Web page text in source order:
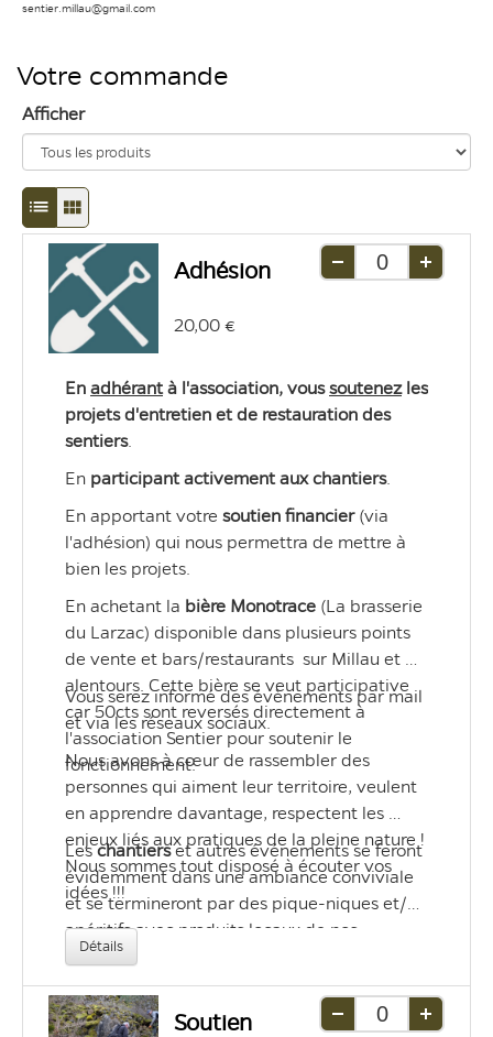
sentier.millau@gmail.com
Votre commande
Afficher
Passage
en
mode
d'affichage
liste
Passage
en
mode
d'affichage
grille
Adhésion
20,00 €
Retirer
Ajouter
En adhérant à l'association, vous soutenez les
projets d'entretien et de restauration des
sentiers.
En participant activement aux chantiers.
En apportant votre soutien financier (via
l'adhésion) qui nous permettra de mettre à
bien les projets.
En achetant la bière Monotrace (La brasserie
du Larzac) disponible dans plusieurs points
de vente et bars/restaurants  sur Millau et
alentours. Cette bière se veut participative
car 50cts sont reversés directement à
l'association Sentier pour soutenir le
fonctionnement.
Vous serez informé des évènements par mail
et via les réseaux sociaux.
Nous avons à cœur de rassembler des
personnes qui aiment leur territoire, veulent
en apprendre davantage, respectent les
enjeux liés aux pratiques de la pleine nature !
Nous sommes tout disposé à écouter vos
idées !!!
Les chantiers et autres événements se feront
évidemment dans une ambiance conviviale
et se termineront par des pique-niques et/ou
apéritifs avec produits locaux de nos
partenaires (la Brasserie du Larzac, le café
culturel du Pic Vert, la brasserie de la Jonte,
etc.)
Détails
Soutien
Retirer
Ajouter